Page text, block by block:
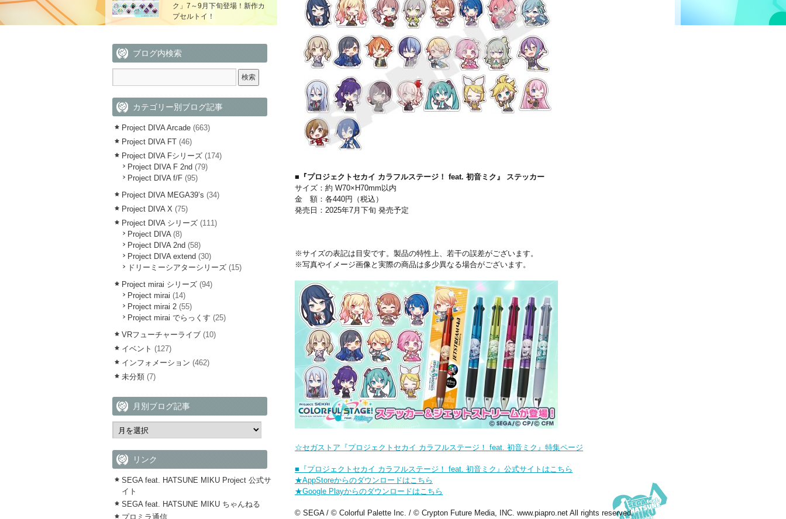
■『プロジェクトセカイ カラフルステージ！ feat. 初音ミク』 ステッカー
サイズ：約 W70×H70mm以内
金 額：各440円（税込）
発売日：2025年7月下旬 発売予定
※サイズの表記は目安です。製品の特性上、若干の誤差がございます。
※写真やイメージ画像と実際の商品は多少異なる場合がございます。
☆セガストア『プロジェクトセカイ カラフルステージ！ feat. 初音ミク』特集ページ
■『プロジェクトセカイ カラフルステージ！ feat. 初音ミク』公式サイトはこちら
★AppStoreからのダウンロードはこちら
★Google Playからのダウンロードはこちら
© SEGA / © Colorful Palette Inc. / © Crypton Future Media, INC. www.piapro.net All rights reserved.
ク」7～9月下旬登場！新作カ
プセルトイ！
ブログ内検索
カテゴリー別ブログ記事
Project DIVA Arcade (663)
Project DIVA FT (46)
Project DIVA Fシリーズ (174)
Project DIVA F 2nd (79)
Project DIVA f/F (95)
Project DIVA MEGA39’s (34)
Project DIVA X (75)
Project DIVA シリーズ (111)
Project DIVA(8)
Project DIVA 2nd (58)
Project DIVA extend (30)
ドリーミーシアターシリーズ (15)
Project mirai シリーズ (94)
Project mirai (14)
Project mirai 2 (55)
Project mirai でらっくす (25)
VRフューチャーライブ (10)
イベント (127)
インフォメーション (462)
未分類 (7)
月別ブログ記事
リンク
SEGA feat. HATSUNE MIKU Project 公式サ
イト
SEGA feat. HATSUNE MIKU ちゃんねる
プロミラ通信